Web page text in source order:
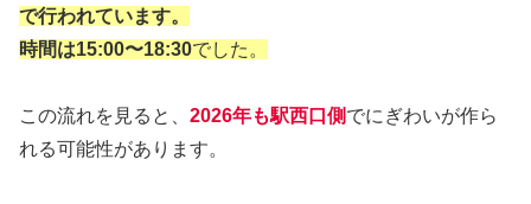
で行われています。
時間は15:00〜18:30でした。
この流れを見ると、 2026年も駅西口側 でにぎわいが作ら
れる可能性があります。